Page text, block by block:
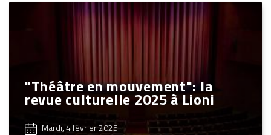
"Théâtre en mouvement": la
revue culturelle 2025 à Lioni
Mardi, 4 février 2025